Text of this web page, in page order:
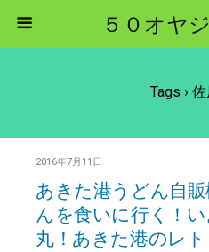
５０オヤ
Tags ›
2016年7月11日
あきた港うどん自
んを食いに行く！
丸！あきた港のレ